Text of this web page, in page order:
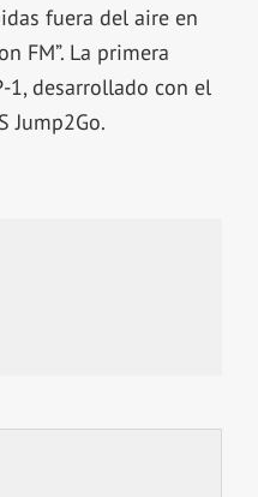
fuera del aire en
FM”. La primera
1, desarrollado con el
Jump2Go.